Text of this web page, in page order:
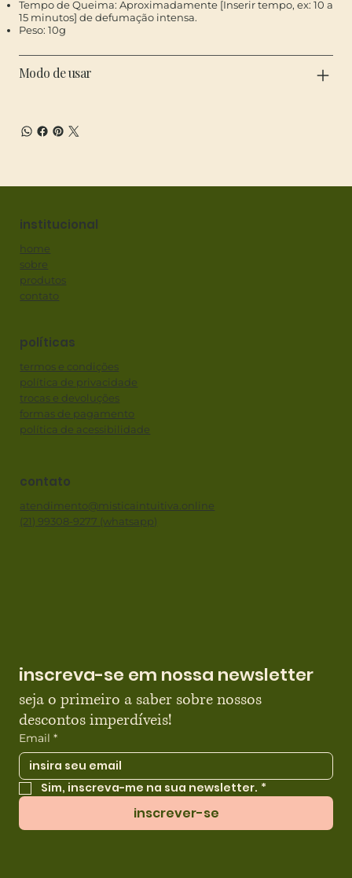
Tempo de Queima: Aproximadamente [Inserir tempo, ex: 10 a
15 minutos] de defumação intensa.
Peso: 10g
Modo de usar
institucional
home
sobre
produtos
contato
políticas
termos e condições
política de privacidade
trocas e devoluções
formas de pagamento
política de acessibilidade
contato
atendimento@misticaintuitiva.online
(21) 99308-9277 (whatsapp)
inscreva-se em nossa newsletter
seja o primeiro a saber sobre nossos
descontos imperdíveis!
Email *
Sim, inscreva-me na sua newsletter. *
inscrever-se